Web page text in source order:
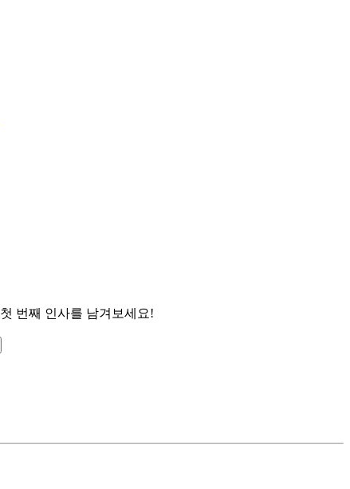
첫 번째 인사를 남겨보세요!